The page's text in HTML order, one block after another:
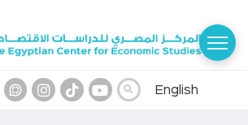
English